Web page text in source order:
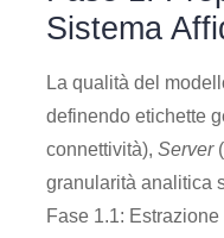
Sistema
La qualità del
definendo etichette
connettività), Server
granularità analitica
Fase 1.1: